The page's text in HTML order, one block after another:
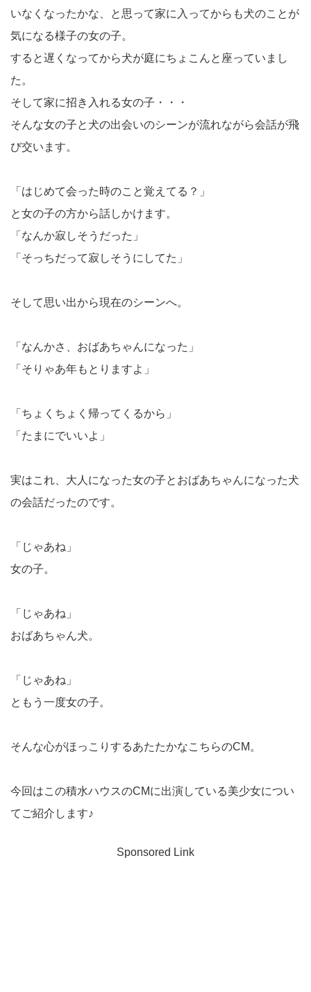
いなくなったかな、と思って家に入ってからも犬のことが
気になる様子の女の子。
すると遅くなってから犬が庭にちょこんと座っていまし
た。
そして家に招き入れる女の子・・・
そんな女の子と犬の出会いのシーンが流れながら会話が飛
び交います。
「はじめて会った時のこと覚えてる？」
と女の子の方から話しかけます。
「なんか寂しそうだった」
「そっちだって寂しそうにしてた」
そして思い出から現在のシーンへ。
「なんかさ、おばあちゃんになった」
「そりゃあ年もとりますよ」
「ちょくちょく帰ってくるから」
「たまにでいいよ」
実はこれ、大人になった女の子とおばあちゃんになった犬
の会話だったのです。
「じゃあね」
女の子。
「じゃあね」
おばあちゃん犬。
「じゃあね」
ともう一度女の子。
そんな心がほっこりするあたたかなこちらのCM。
今回はこの積水ハウスのCMに出演している美少女につい
てご紹介します♪
Sponsored Link